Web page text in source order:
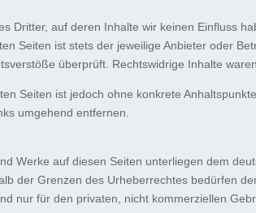
Dritter, auf deren Inhalte wir keinen Einfluss
Seiten ist stets der jeweilige Anbieter oder
überprüft. Rechtswidrige Inhalte
Seiten ist jedoch ohne konkrete
umgehend entfernen.
Werke auf diesen Seiten unterliegen dem
der Grenzen des Urheberrechtes bedürfen
nur für den privaten, nicht kommerziellen